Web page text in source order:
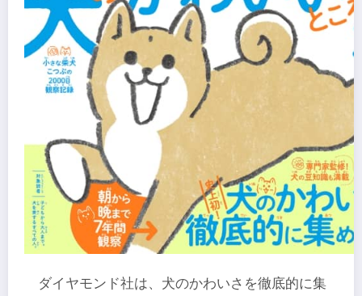
ダイヤモンド社は、犬のかわいさを徹底的に集